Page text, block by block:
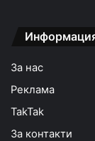
За нас
Реклама
TakTak
За контакти